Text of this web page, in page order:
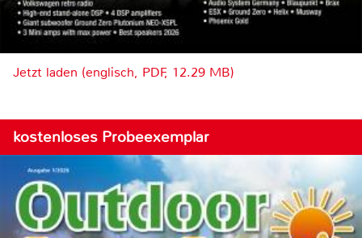
Jetzt laden (englisch, PDF, 12.29 MB)
kostenloses Probeexemplar